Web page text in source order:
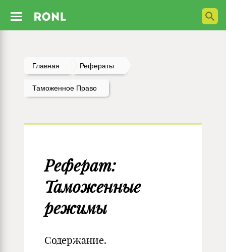
Главная Рефераты
Таможенное Право
Реферат:
Таможенные
режимы
Содержание.